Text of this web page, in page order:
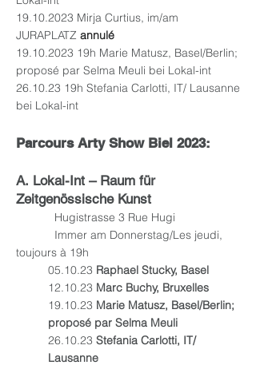
19.10.2023 Mirja Curtius, im/am
JURAPLATZ annulé
19.10.2023 19h Marie Matusz, Basel/Berlin;
proposé par Selma Meuli bei Lokal-int
26.10.23 19h Stefania Carlotti, IT/ Lausanne
bei Lokal-int
Parcours Arty Show Biel 2023:
A. Lokal-Int – Raum für
Zeitgenössische Kunst
Hugistrasse 3 Rue Hugi
Immer am Donnerstag/Les jeudi,
toujours à 19h
05.10.23 Raphael Stucky, Basel
12.10.23 Marc Buchy, Bruxelles
19.10.23 Marie Matusz, Basel/Berlin;
proposé par Selma Meuli
26.10.23 Stefania Carlotti, IT/
Lausanne